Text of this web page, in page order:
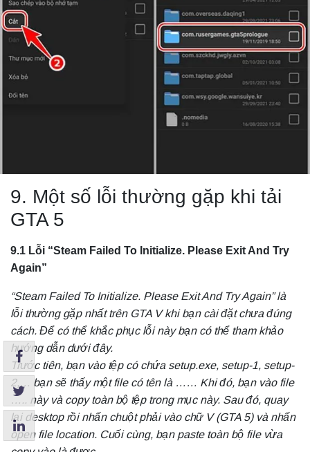
9. Một số lỗi thường gặp khi tải
GTA 5
9.1 Lỗi “Steam Failed To Initialize. Please Exit And Try
Again”
“Steam Failed To Initialize. Please Exit And Try Again” là
lỗi thường gặp nhất trên GTA V khi bạn cài đặt chưa đúng
cách. Để có thể khắc phục lỗi này bạn có thể tham khảo
hướng dẫn dưới đây.
Trước tiên, bạn vào tệp có chứa setup.exe, setup-1, setup-
2,… bạn sẽ thấy một file có tên là …… Khi đó, bạn vào file
….. này và copy toàn bộ tệp trong mục này. Sau đó, quay
lại desktop rồi nhấn chuột phải vào chữ V (GTA 5) và nhấn
open file location. Cuối cùng, bạn paste toàn bộ file vừa